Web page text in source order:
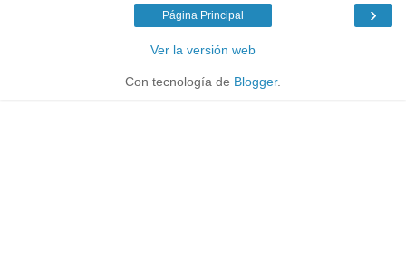
›
Página Principal
Ver la versión web
Con tecnología de Blogger.